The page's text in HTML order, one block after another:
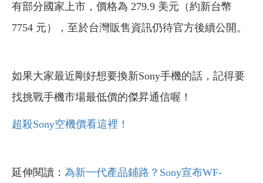
有部分國家上市，價格為 279.9 美元（約新台幣
7754 元），至於台灣販售資訊仍待官方後續公開。
如果大家最近剛好想要換新Sony手機的話，記得要
找挑戰手機市場最低價的傑昇通信喔！
超殺Sony空機價看這裡！
延伸閱讀： 為新一代產品鋪路？Sony宣布WF-